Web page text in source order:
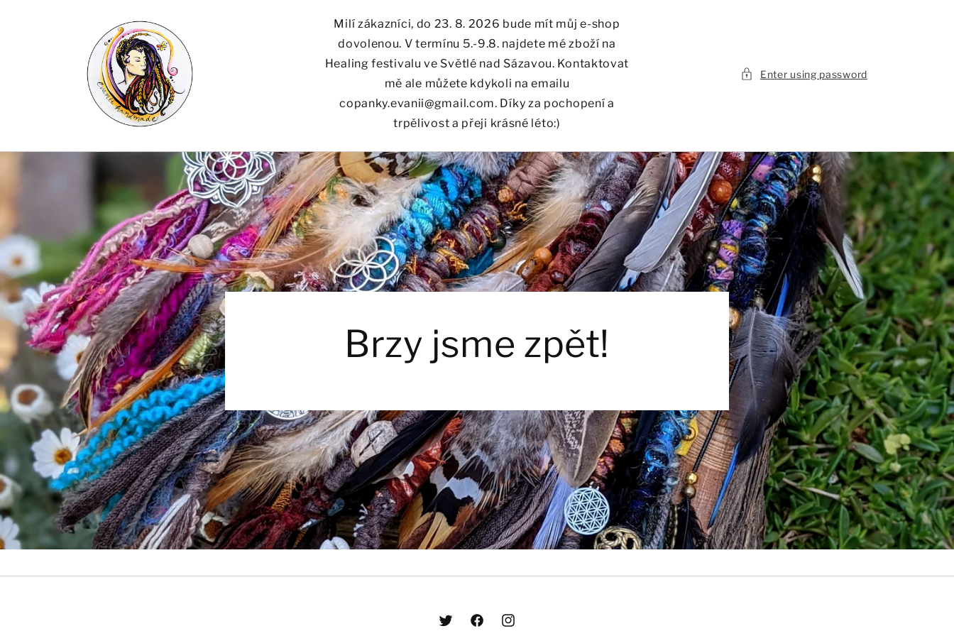
Milí zákazníci, do 23. 8. 2026 bude mít můj e-shop
dovolenou. V termínu 5.-9.8. najdete mé zboží na
Healing festivalu ve Světlé nad Sázavou. Kontaktovat
mě ale můžete kdykoli na emailu
copanky.evanii@gmail.com. Díky za pochopení a
trpělivost a přeji krásné léto:)
Enter using password
Brzy jsme zpět!
TwitterFacebookInstagram